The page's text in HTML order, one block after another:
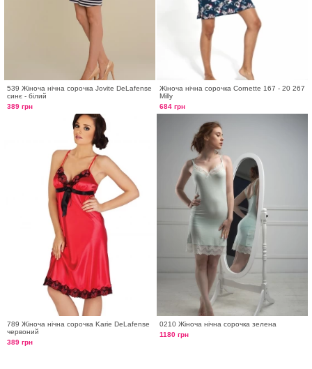
539 Жіноча нічна сорочка Jovite DeLafense
синє - білий
389 грн
Жіноча нічна сорочка Cornette 167 - 20 267
Milly
684 грн
789 Жіноча нічна сорочка Karie DeLafense
червоний
389 грн
0210 Жіноча нічна сорочка зелена
1180 грн